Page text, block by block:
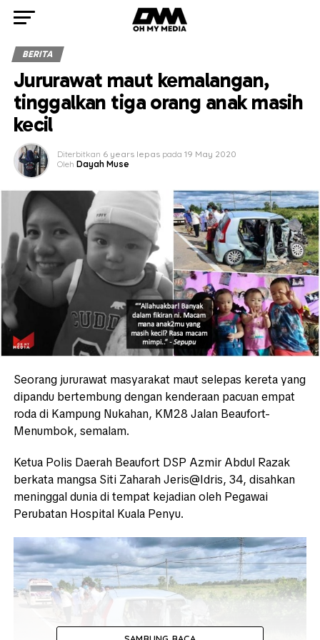
BERITA
Jururawat maut kemalangan,
tinggalkan tiga orang anak masih
kecil
Diterbitkan 6 years lepas pada 19 May 2020
Oleh Dayah Muse
Seorang jururawat masyarakat maut selepas kereta yang
dipandu bertembung dengan kenderaan pacuan empat
roda di Kampung Nukahan, KM28 Jalan Beaufort-
Menumbok, semalam.
Ketua Polis Daerah Beaufort DSP Azmir Abdul Razak
berkata mangsa Siti Zaharah Jeris@Idris, 34, disahkan
meninggal dunia di tempat kejadian oleh Pegawai
Perubatan Hospital Kuala Penyu.